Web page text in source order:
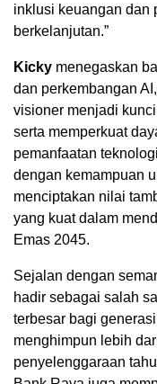
inklusi keuangan dan
berkelanjutan.”
Kicky menegaskan
dan perkembangan
visioner menjadi
serta memperkuat
pemanfaatan
dengan kemampuan
menciptakan nilai
yang kuat dalam
Emas 2045.
Sejalan dengan
hadir sebagai salah
terbesar bagi
menghimpun lebih
penyelenggaraan